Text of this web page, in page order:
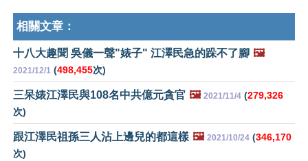
相關文章：
十八大趣聞 吳儀一聲"婊子" 江澤民急的跺不了腳 🖼️
2021/12/1 (498,455次)
三呆婊江澤民與108名中共億元貪官 🖼️ 2021/11/4 (279,326
次)
跟江澤民祖孫三人沾上邊兒的都這樣 🖼️ 2021/10/24 (346,170
次)